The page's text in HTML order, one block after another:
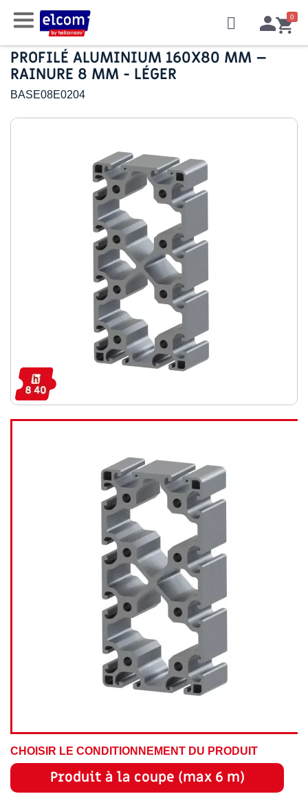
PROFILÉ ALUMINIUM 160X80 MM –
RAINURE 8 MM - LÉGER
BASE08E0204
CHOISIR LE CONDITIONNEMENT DU PRODUIT
Produit à la coupe (max 6 m)